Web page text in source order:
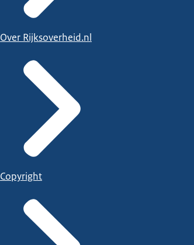
Over Rijksoverheid.nl
Copyright